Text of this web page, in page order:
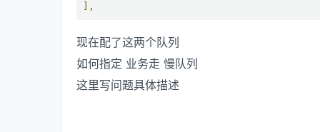
],
现在配了这两个队列
如何指定 业务走 慢队列
这里写问题具体描述